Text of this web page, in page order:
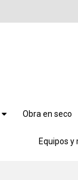
Obra en seco
Equipos y